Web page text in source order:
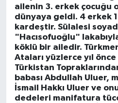
ailenin 3. erkek çocuğu
dünyaya geldi. 4 erkek
kardeştir. Sülalesi
"Hacısofuoğlu"
köklü bir ailedir.
Ataları yüzlerce yıl
Türkistan
babası Abdullah Uluer,
İsmail Hakkı Uluer ve
dedeleri manifatura